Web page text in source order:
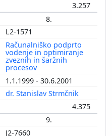
3.257
8.
L2-1571
Računalniško podprto
vodenje in optimiranje
zveznih in šaržnih
procesov
1.1.1999 - 30.6.2001
dr. Stanislav Strmčnik
4.375
9.
J2-7660